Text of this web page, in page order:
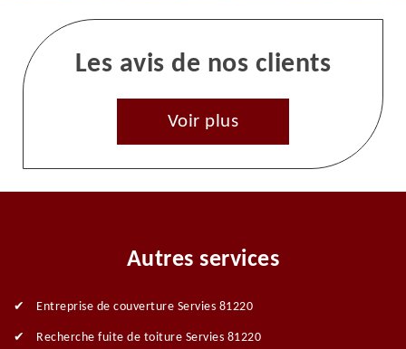
Les avis de nos clients
Voir plus
Autres services
Entreprise de couverture Servies 81220
Recherche fuite de toiture Servies 81220